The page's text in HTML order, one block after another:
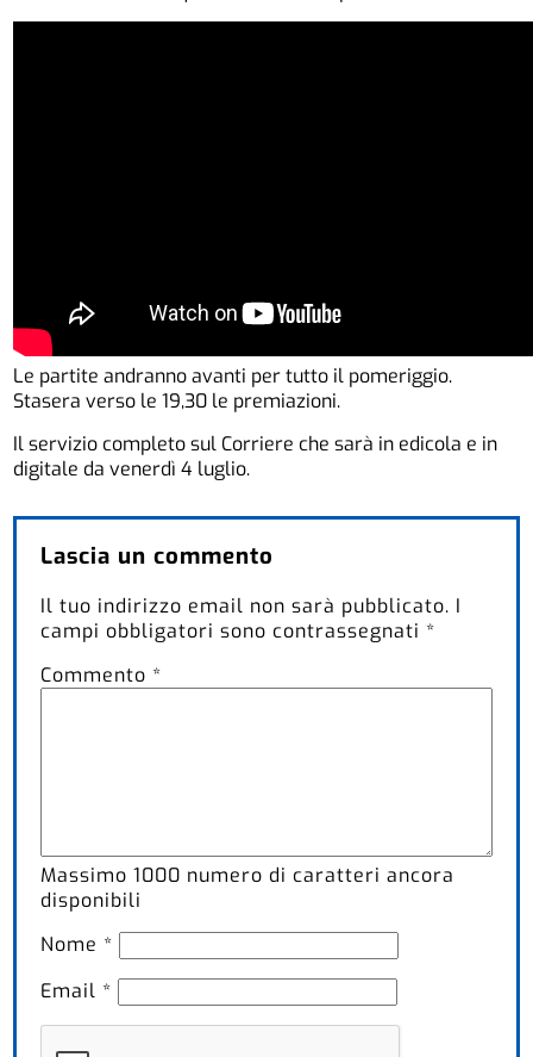
Le partite andranno avanti per tutto il pomeriggio.
Stasera verso le 19,30 le premiazioni.
Il servizio completo sul Corriere che sarà in edicola e in
digitale da venerdì 4 luglio.
Lascia un commento
Il tuo indirizzo email non sarà pubblicato. I
campi obbligatori sono contrassegnati *
Commento *
Massimo1000 numero di caratteri ancora
disponibili
Nome *
Email *